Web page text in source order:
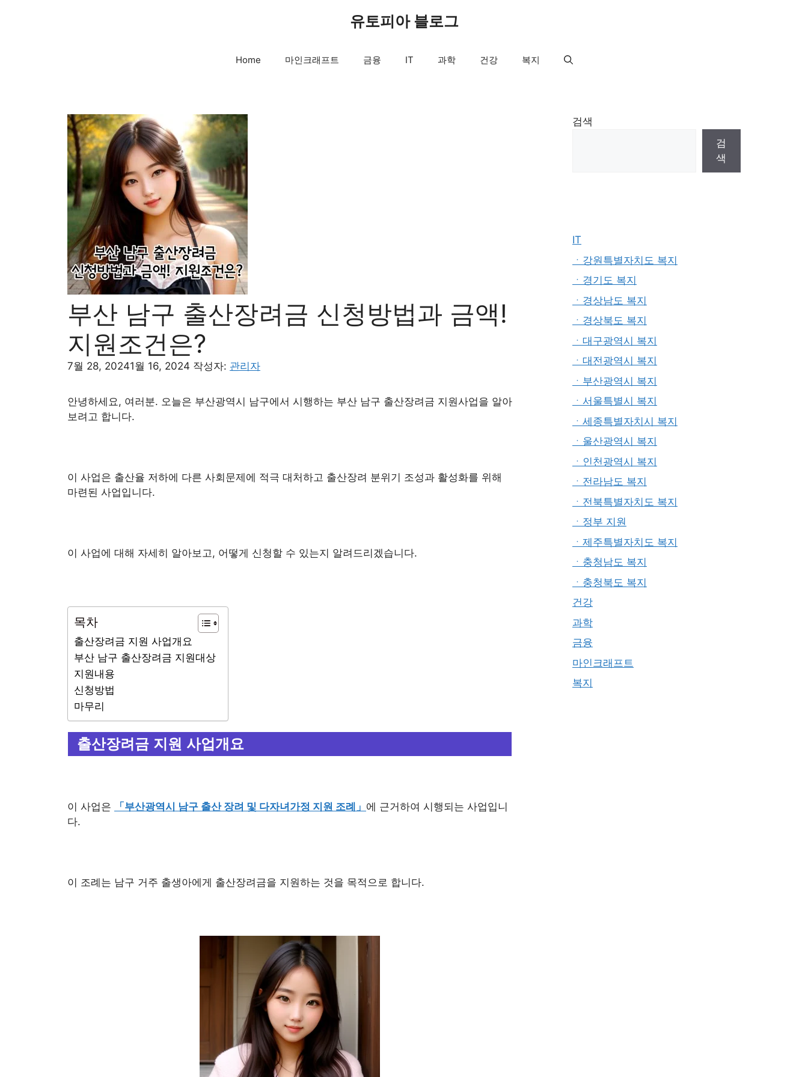
유토피아 블로그
Home 마인크래프트 금융 IT 과학 건강 복지
부산 남구 출산장려금 신청방법과 금액!
지원조건은?
7월 28, 20241월 16, 2024 작성자: 관리자
안녕하세요, 여러분. 오늘은 부산광역시 남구에서 시행하는 부산 남구 출산장려금 지원사업을 알아
보려고 합니다.
이 사업은 출산율 저하에 다른 사회문제에 적극 대처하고 출산장려 분위기 조성과 활성화를 위해
마련된 사업입니다.
이 사업에 대해 자세히 알아보고, 어떻게 신청할 수 있는지 알려드리겠습니다.
목차
출산장려금 지원 사업개요
부산 남구 출산장려금 지원대상
지원내용
신청방법
마무리
출산장려금 지원 사업개요
이 사업은 「부산광역시 남구 출산 장려 및 다자녀가정 지원 조례」 에 근거하여 시행되는 사업입니
다.
이 조례는 남구 거주 출생아에게 출산장려금을 지원하는 것을 목적으로 합니다.
검색
검
색
IT
ㆍ강원특별자치도 복지
ㆍ경기도 복지
ㆍ경상남도 복지
ㆍ경상북도 복지
ㆍ대구광역시 복지
ㆍ대전광역시 복지
ㆍ부산광역시 복지
ㆍ서울특별시 복지
ㆍ세종특별자치시 복지
ㆍ울산광역시 복지
ㆍ인천광역시 복지
ㆍ전라남도 복지
ㆍ전북특별자치도 복지
ㆍ정부 지원
ㆍ제주특별자치도 복지
ㆍ충청남도 복지
ㆍ충청북도 복지
건강
과학
금융
마인크래프트
복지